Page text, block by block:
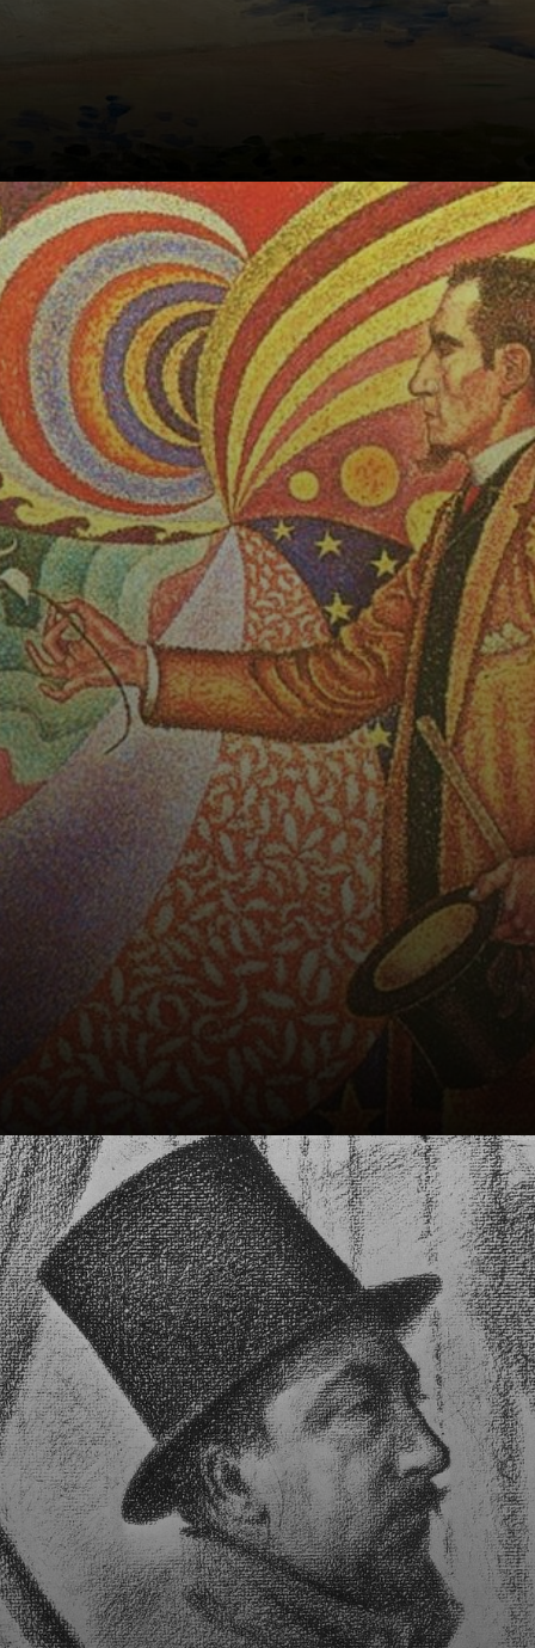
Influenciado pela
arte e cultura
vanguardista,
Signac
abandonou os
estudos de
arquitetura e se
dedicou à pintura,
sendo
influenciado pelo
Impresionismo e
figuras como
Claude Monet e
Édouard Manet.
Em 1884, Signac
desempenhou um
papel crucial na
criação do Salón
dos
Independientes,